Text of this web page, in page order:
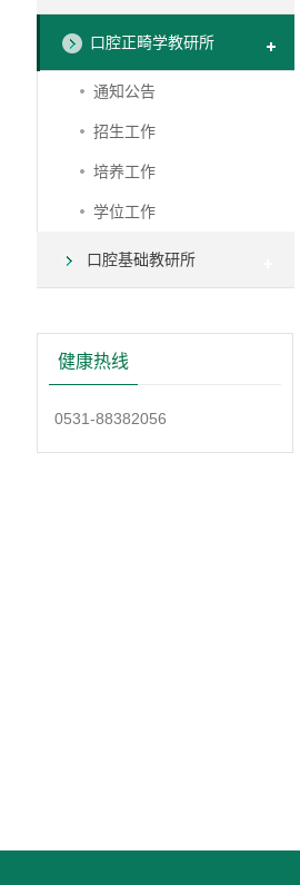
口腔正畸学教研所
通知公告
招生工作
培养工作
学位工作
口腔基础教研所
健康热线
0531-88382056